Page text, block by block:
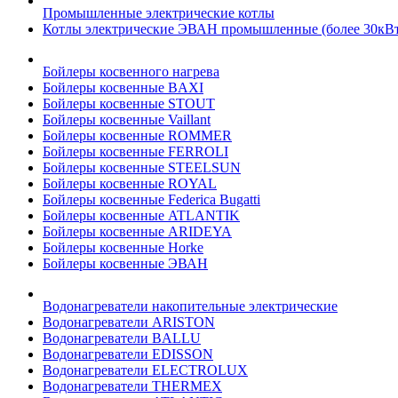
Промышленные электрические котлы
Котлы электрические ЭВАН промышленные (более
Бойлеры косвенного нагрева
Бойлеры косвенные BAXI
Бойлеры косвенные STOUT
Бойлеры косвенные Vaillant
Бойлеры косвенные ROMMER
Бойлеры косвенные FERROLI
Бойлеры косвенные STEELSUN
Бойлеры косвенные ROYAL
Бойлеры косвенные Federica Bugatti
Бойлеры косвенные ATLANTIK
Бойлеры косвенные ARIDEYA
Бойлеры косвенные Horke
Бойлеры косвенные ЭВАН
Водонагреватели накопительные электрические
Водонагреватели ARISTON
Водонагреватели BALLU
Водонагреватели EDISSON
Водонагреватели ELECTROLUX
Водонагреватели THERMEX